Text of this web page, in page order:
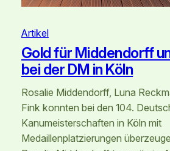
Artikel
Gold für Middendorff
bei der DM in Köln
Rosalie Middendorff, Luna
Fink konnten bei den 104.
Kanumeisterschaften in Köln mit
Medaillenplatzierungen